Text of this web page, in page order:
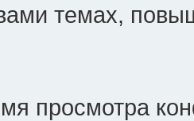
темах,
просмотра